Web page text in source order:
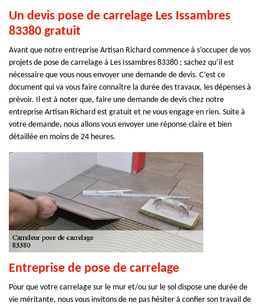
Un devis pose de carrelage Les Issambres
83380 gratuit
Avant que notre entreprise Artisan Richard commence à s’occuper de vos
projets de pose de carrelage à Les Issambres 83380 ; sachez qu’il est
nécessaire que vous nous envoyer une demande de devis. C’est ce
document qui va vous faire connaître la durée des travaux, les dépenses à
prévoir. Il est à noter que, faire une demande de devis chez notre
entreprise Artisan Richard est gratuit et ne vous engage en rien. Suite à
votre demande, nous allons vous envoyer une réponse claire et bien
détaillée en moins de 24 heures.
Entreprise de pose de carrelage
Pour que votre carrelage sur le mur et/ou sur le sol dispose une durée de
vie méritante, nous vous invitons de ne pas hésiter à confier son travail de